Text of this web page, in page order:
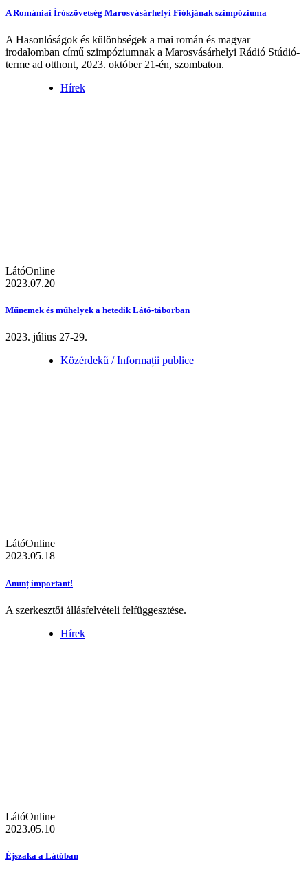
A Romániai Írószövetség Marosvásárhelyi Fiókjának szimpóziuma
A Hasonlóságok és különbségek a mai román és magyar
irodalomban című szimpóziumnak a Marosvásárhelyi Rádió Stúdió-
terme ad otthont, 2023. október 21-én, szombaton.
Hírek
LátóOnline
2023.07.20
Műnemek és műhelyek a hetedik Látó-táborban
2023. július 27-29.
Közérdekű / Informații publice
LátóOnline
2023.05.18
Anunț important!
A szerkesztői állásfelvételi felfüggesztése.
Hírek
LátóOnline
2023.05.10
Éjszaka a Látóban